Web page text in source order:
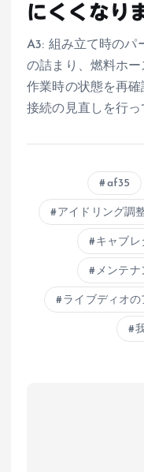
にくくなり
A3: 組み立て時のパ
の詰まり、燃料ホー
作業時の状態を再
接続の見直しを行っ
af35
アイドリング調
キャブレ
メンテナ
ライブディオ